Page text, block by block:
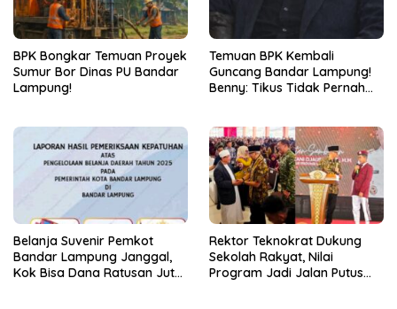
BPK Bongkar Temuan Proyek
Sumur Bor Dinas PU Bandar
Lampung!
Temuan BPK Kembali
Guncang Bandar Lampung!
Benny: Tikus Tidak Pernah
Belanja Suvenir Pemkot
Bandar Lampung Janggal,
Kok Bisa Dana Ratusan Juta
Rektor Teknokrat Dukung
Sekolah Rakyat, Nilai
Program Jadi Jalan Putus